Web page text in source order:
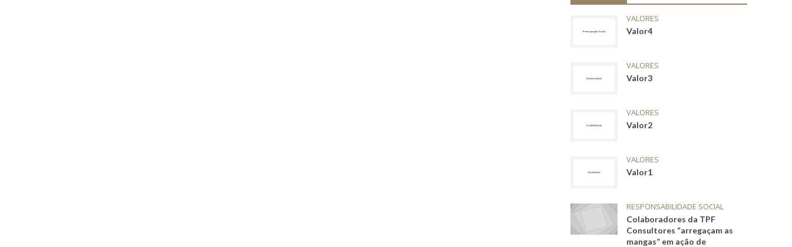
VALORES
Valor4
VALORES
Valor3
VALORES
Valor2
VALORES
Valor1
RESPONSABILIDADE SOCIAL
Colaboradores da TPF
Consultores “arregaçam as
mangas” em ação de